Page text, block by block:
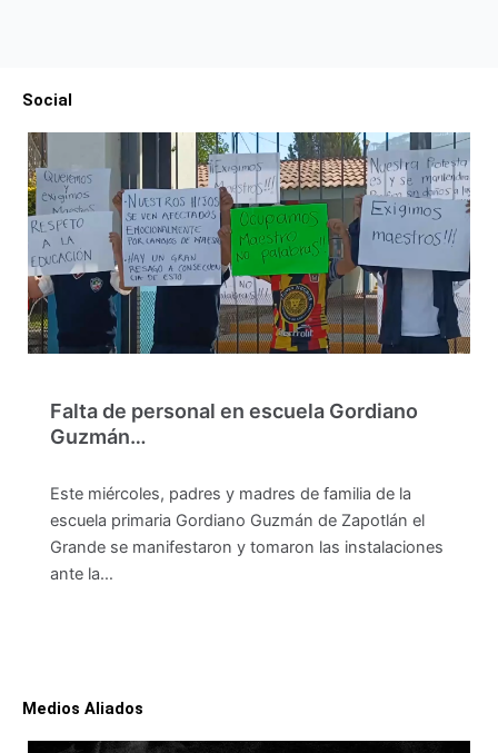
Social
Falta de personal en escuela Gordiano
Guzmán…
Este miércoles, padres y madres de familia de la
escuela primaria Gordiano Guzmán de Zapotlán el
Grande se manifestaron y tomaron las instalaciones
ante la…
Medios Aliados